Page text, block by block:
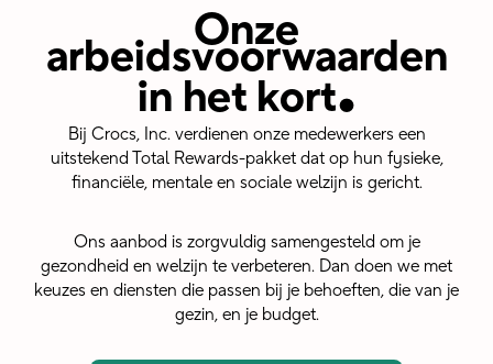
Onze
arbeidsvoorwaarden
in het kort.
Bij Crocs, Inc. verdienen onze medewerkers een
uitstekend Total Rewards-pakket dat op hun fysieke,
financiële, mentale en sociale welzijn is gericht.
Ons aanbod is zorgvuldig samengesteld om je
gezondheid en welzijn te verbeteren. Dan doen we met
keuzes en diensten die passen bij je behoeften, die van je
gezin, en je budget.